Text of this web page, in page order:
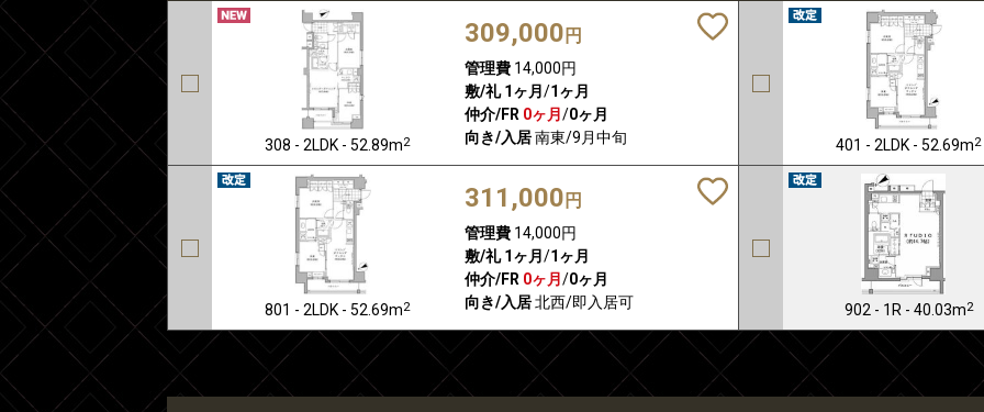
308 - 2LDK - 52.89m2
309,000 円
管理費14,000円
敷/礼 1ヶ月 /1ヶ月
仲介/FR 0ヶ月 /0ヶ月
向き/入居南東/9月中旬 401 - 2LDK - 52.69m2
801 - 2LDK - 52.69m2
311,000 円
管理費14,000円
敷/礼 1ヶ月 /1ヶ月
仲介/FR 0ヶ月 /0ヶ月
向き/入居北西/即入居可 902 - 1R - 40.03m2